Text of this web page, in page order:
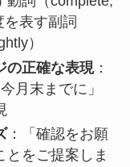
表す副詞
）
の正確な表現：
月末までに」
：「確認をお願
とをご提案しま